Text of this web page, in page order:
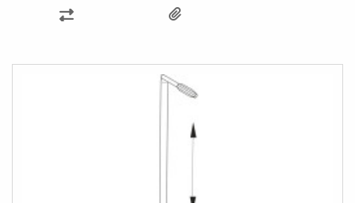
AJOUTER
COMPARATEUR